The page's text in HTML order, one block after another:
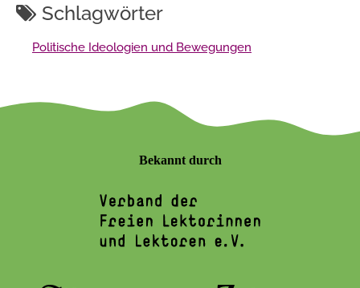
Schlagwörter
Politische Ideologien und Bewegungen
Bekannt durch